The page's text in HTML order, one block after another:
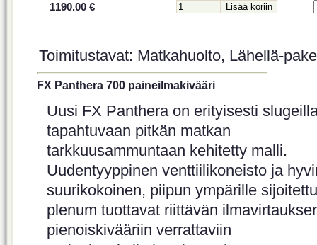
1190.00 €
Toimitustavat: Matkahuolto, Lähellä-
FX Panthera 700 paineilmakivääri
Uusi FX Panthera on erityisesti
tapahtuvaan pitkän matkan
tarkkuusammuntaan kehitetty malli.
Uudentyyppinen venttiilikoneisto ja
suurikokoinen, piipun ympärille sijoitettu
plenum tuottavat riittävän
pienoiskivääriin verrattaviin